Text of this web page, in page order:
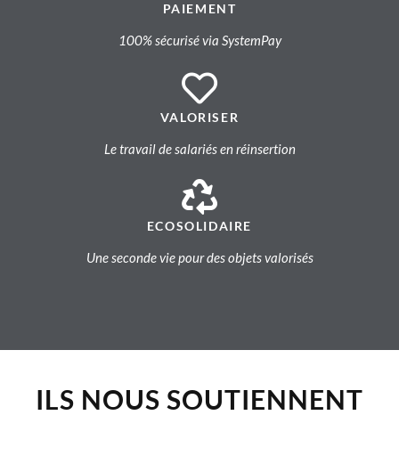
PAIEMENT
100% sécurisé via SystemPay
VALORISER
Le travail de salariés en réinsertion
ECOSOLIDAIRE
Une seconde vie pour des objets valorisés
ILS NOUS SOUTIENNENT